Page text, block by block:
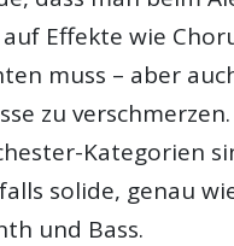
Effekte wie
muss – aber
zu
Kategorien
solide, genau
und Bass.